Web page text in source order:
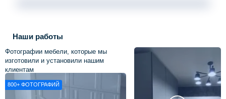
Наши работы
Фотографии мебели, которые мы
изготовили и установили нашим
клиентам
800+ ФОТОГРАФИЙ